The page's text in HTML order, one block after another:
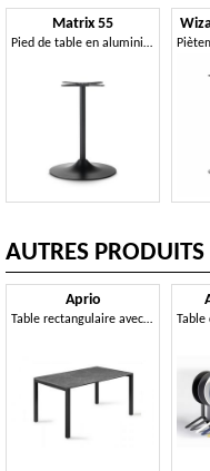
Matrix 55
Pied de table en aluminium
AUTRES
Aprio
Table rectangulaire avec structure en aluminium et plateau en Compactop